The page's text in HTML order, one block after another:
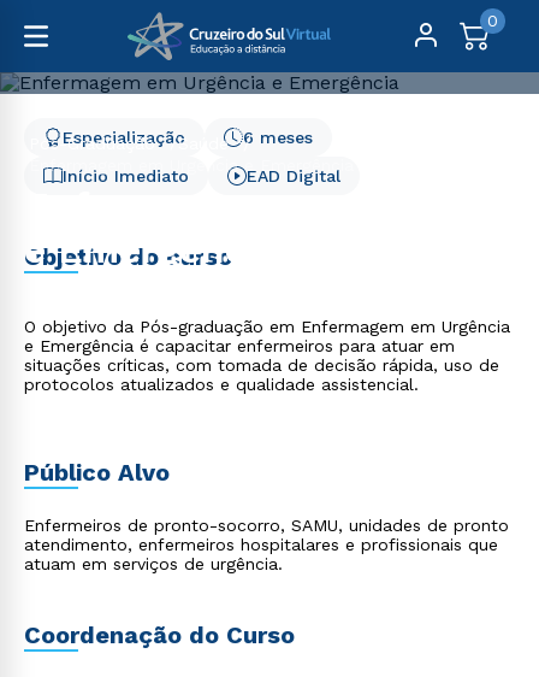
0
Pós-Graduação
Saúde
Enfermagem em Urgência e Emergência - 6 meses
e Emergência - 6 meses
Início Imediato
6 meses
Especialização
EAD Digital
Objetivo do curso
O objetivo da Pós-graduação em Enfermagem em Urgência
e Emergência é capacitar enfermeiros para atuar em
situações críticas, com tomada de decisão rápida, uso de
protocolos atualizados e qualidade assistencial.
Público Alvo
Enfermeiros de pronto-socorro, SAMU, unidades de pronto
atendimento, enfermeiros hospitalares e profissionais que
atuam em serviços de urgência.
Coordenação do Curso